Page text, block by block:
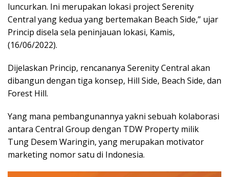
luncurkan. Ini merupakan lokasi project Serenity
Central yang kedua yang bertemakan Beach Side,” ujar
Princip disela sela peninjauan lokasi, Kamis,
(16/06/2022).
Dijelaskan Princip, rencananya Serenity Central akan
dibangun dengan tiga konsep, Hill Side, Beach Side, dan
Forest Hill.
Yang mana pembangunannya yakni sebuah kolaborasi
antara Central Group dengan TDW Property milik
Tung Desem Waringin, yang merupakan motivator
marketing nomor satu di Indonesia.